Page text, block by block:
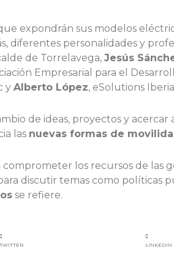
expondrán sus modelos
diferentes personalidades y
de Torrelavega, Jesús
Empresarial para el
y Alberto López, eSolutions
de ideas, proyectos y acercar
las nuevas formas de
comprometer los recursos de las
discutir temas como políticas
se refiere.
TWITTER LINKEDIN